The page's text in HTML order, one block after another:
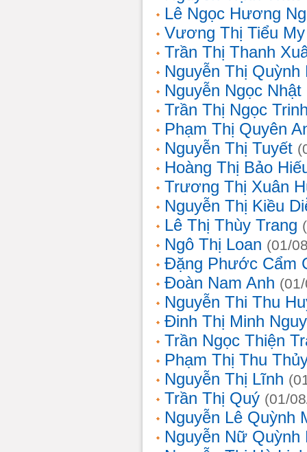
Lê Ngọc Hương
Vương Thị Tiểu My
Trần Thị Thanh
Nguyễn Thị Quỳnh
Nguyễn Ngọc Nhật
Trần Thị Ngọc
Phạm Thị Quyên
Nguyễn Thị Tuyết
Hoàng Thị Bảo
Trương Thị Xuân
Nguyễn Thị Kiều
Lê Thị Thùy Trang
Ngô Thị Loan (01/
Đặng Phước Cẩm
Đoàn Nam Anh
Nguyễn Thi Thu
Đinh Thị Minh
Trần Ngọc Thiện
Phạm Thị Thu
Nguyễn Thị Lĩnh
Trần Thị Quý (01/
Nguyễn Lê Quỳnh
Nguyễn Nữ